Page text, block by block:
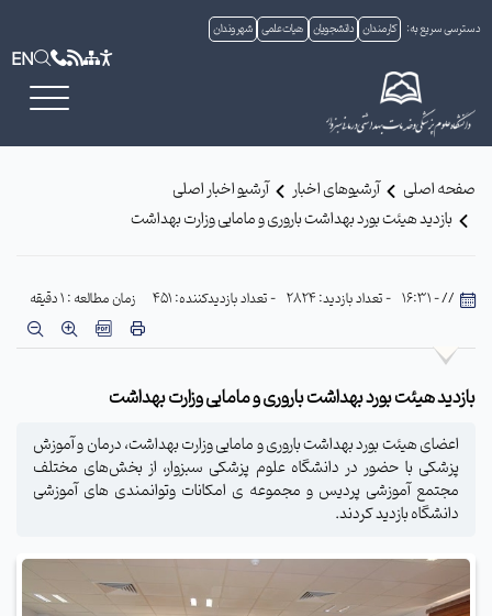
دسترسی سریع به: کارمندان دانشجویان هیات علمی شهروندان
EN
صفحه اصلی آرشیوهای اخبار
آرشیو اخبار اصلی
بازدید هیئت بورد بهداشت باروری و مامایی وزارت بهداشت
// - 16:31 - تعداد بازدید: 2824 - تعداد بازدیدکننده: 451 زمان مطالعه : 1 دقیقه
بازدید هیئت بورد بهداشت باروری و مامایی وزارت بهداشت
اعضای هیئت بورد بهداشت باروری و مامایی وزارت بهداشت، درمان و آموزش
پزشکی با حضور در دانشگاه علوم پزشکی سبزوار، از بخش‌های مختلف
مجتمع آموزشی پردیس و مجموعه ی امکانات وتوانمندی های آموزشی
دانشگاه بازدید کردند.